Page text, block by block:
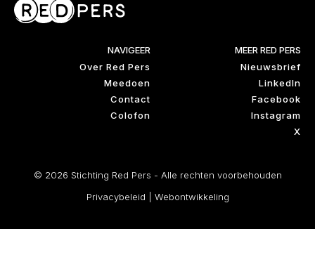
NAVIGEER
Over Red Pers
Meedoen
Contact
Colofon
MEER RED PERS
Nieuwsbrief
LinkedIn
Facebook
Instagram
X
© 2026 Stichting Red Pers - Alle rechten voorbehouden
Privacybeleid
Webontwikkeling